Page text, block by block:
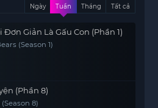
Ngày Tuần Tháng Tất cả
Đơn Giản Là Gấu Con (Phần 1)
(Season 1)
(Phần 8)
8)